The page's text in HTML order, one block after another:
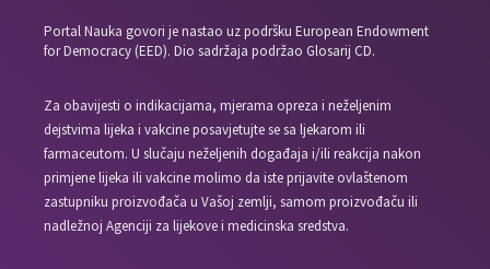
Portal Nauka govori je nastao uz podršku European Endowment
for Democracy (EED). Dio sadržaja podržao Glosarij CD.
Za obavijesti o indikacijama, mjerama opreza i neželjenim
dejstvima lijeka i vakcine posavjetujte se sa ljekarom ili
farmaceutom. U slučaju neželjenih događaja i/ili reakcija nakon
primjene lijeka ili vakcine molimo da iste prijavite ovlaštenom
zastupniku proizvođača u Vašoj zemlji, samom proizvođaču ili
nadležnoj Agenciji za lijekove i medicinska sredstva.